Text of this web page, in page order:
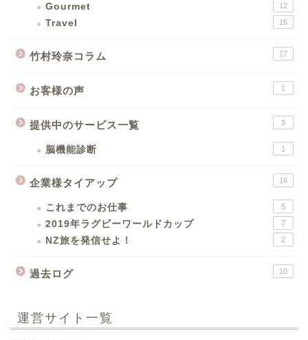
Gourmet 12
Travel 15
竹村玲奈コラム 17
お客様の声 1
提供中のサービス一覧 3
脳機能診断 1
企業様タイアップ 16
これまでのお仕事 5
2019年ラグビーワールドカップ 7
NZ旅を発信せよ！ 2
過去ログ 10
運営サイト一覧